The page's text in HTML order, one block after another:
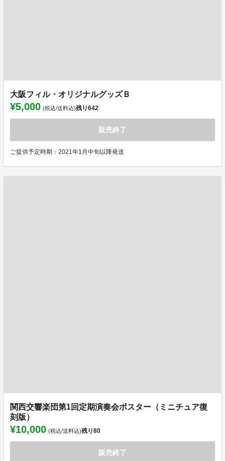
大阪フィル・オリジナルグッズＢ
¥5,000 (税込/送料込)残り642
販売終了
ご提供予定時期：2021年1月中旬以降発送
関西交響楽団第1回定期演奏会ポスター（ミニチュア復
刻版）
¥10,000 (税込/送料込)残り80
販売終了